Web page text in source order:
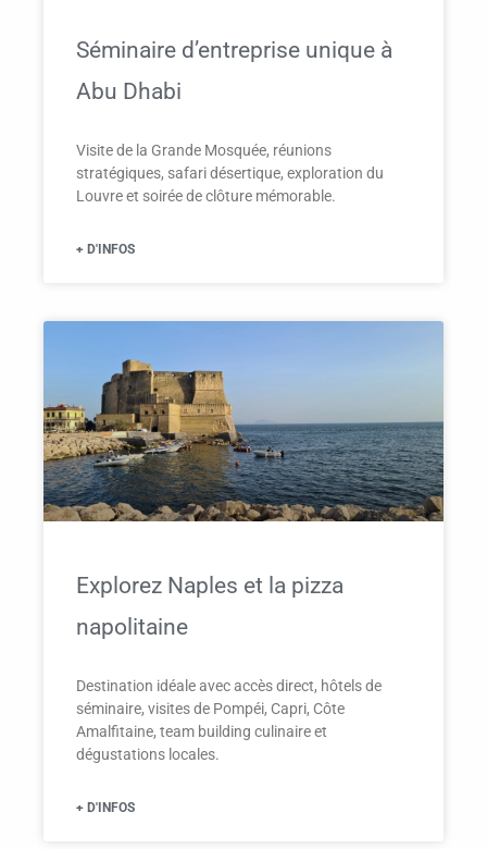
Séminaire d’entreprise unique à
Abu Dhabi
Visite de la Grande Mosquée, réunions
stratégiques, safari désertique, exploration du
Louvre et soirée de clôture mémorable.
+ D'INFOS
Explorez Naples et la pizza
napolitaine
Destination idéale avec accès direct, hôtels de
séminaire, visites de Pompéi, Capri, Côte
Amalfitaine, team building culinaire et
dégustations locales.
+ D'INFOS